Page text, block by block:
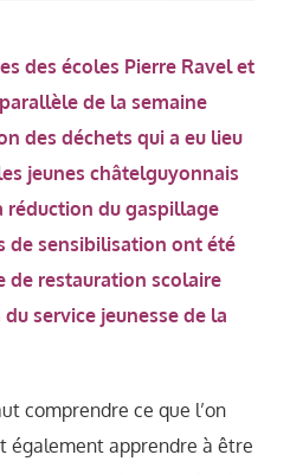
des écoles Pierre Ravel et
de la semaine
des déchets qui a eu lieu
jeunes châtelguyonnais
réduction du gaspillage
de sensibilisation ont été
de restauration scolaire
service jeunesse de la
comprendre ce que l’on
également apprendre à être